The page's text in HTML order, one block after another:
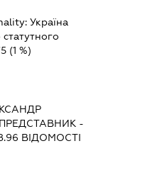
Україна
(1 %)
ПРЕДСТАВНИК -
ВІДОМОСТІ